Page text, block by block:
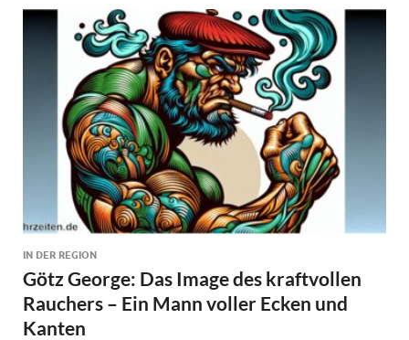
IN DER REGION
Götz George: Das Image des kraftvollen
Rauchers – Ein Mann voller Ecken und
Kanten